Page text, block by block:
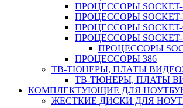
ПРОЦЕССОРЫ SOCKET-
ПРОЦЕССОРЫ SOCKET-
ПРОЦЕССОРЫ SOCKET-
ПРОЦЕССОРЫ SOCKET-
ПРОЦЕССОРЫ
ПРОЦЕССОРЫ 386
ТВ-ТЮНЕРЫ, ПЛАТЫ
ТВ-ТЮНЕРЫ, ПЛАТЫ
КОМПЛЕКТУЮЩИЕ ДЛЯ
ЖЕСТКИЕ ДИСКИ ДЛЯ